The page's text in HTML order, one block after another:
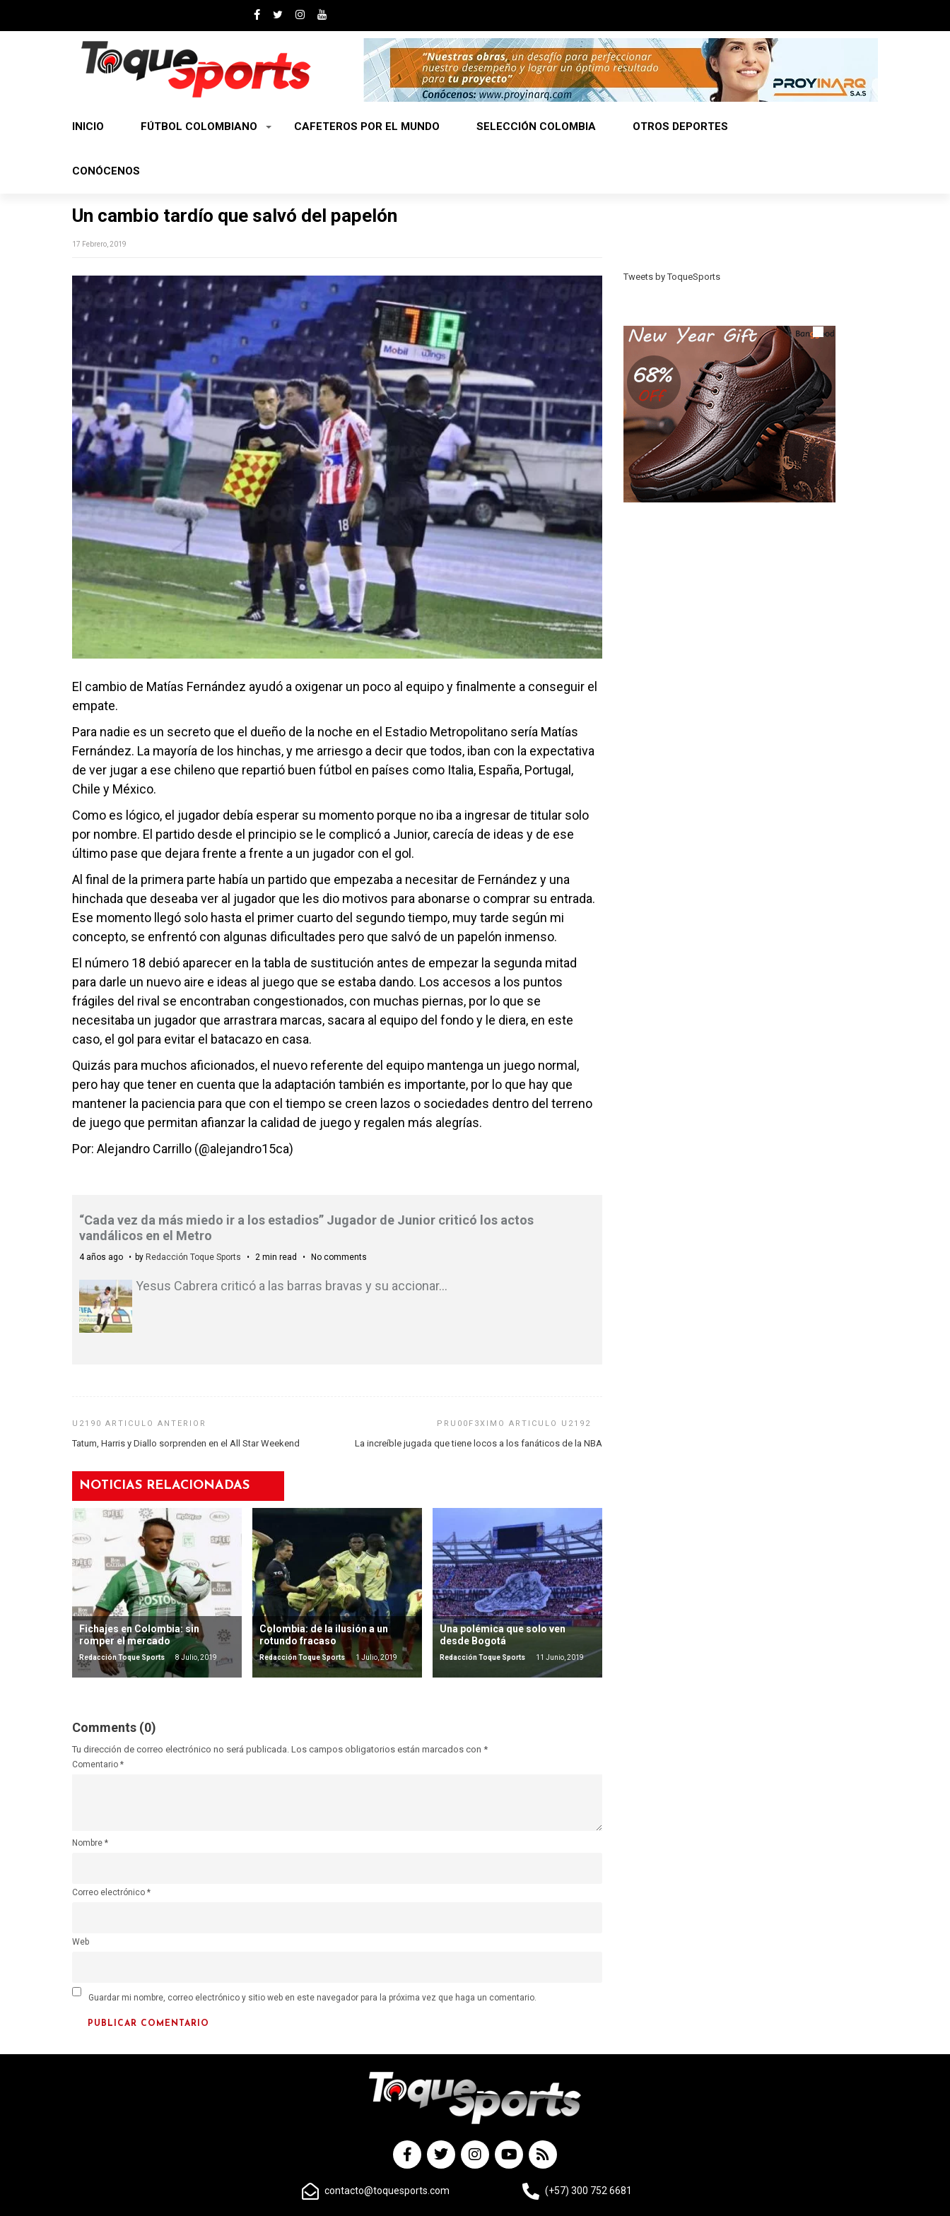
INICIO FÚTBOL COLOMBIANO CAFETEROS POR EL MUNDO SELECCIÓN COLOMBIA OTROS DEPORTES
CONÓCENOS
Un cambio tardío que salvó del papelón
17 Febrero, 2019
El cambio de Matías Fernández ayudó a oxigenar un poco al equipo y finalmente a conseguir el
empate.
Para nadie es un secreto que el dueño de la noche en el Estadio Metropolitano sería Matías
Fernández. La mayoría de los hinchas, y me arriesgo a decir que todos, iban con la expectativa
de ver jugar a ese chileno que repartió buen fútbol en países como Italia, España, Portugal,
Chile y México.
Como es lógico, el jugador debía esperar su momento porque no iba a ingresar de titular solo
por nombre. El partido desde el principio se le complicó a Junior, carecía de ideas y de ese
último pase que dejara frente a frente a un jugador con el gol.
Al final de la primera parte había un partido que empezaba a necesitar de Fernández y una
hinchada que deseaba ver al jugador que les dio motivos para abonarse o comprar su entrada.
Ese momento llegó solo hasta el primer cuarto del segundo tiempo, muy tarde según mi
concepto, se enfrentó con algunas dificultades pero que salvó de un papelón inmenso.
El número 18 debió aparecer en la tabla de sustitución antes de empezar la segunda mitad
para darle un nuevo aire e ideas al juego que se estaba dando. Los accesos a los puntos
frágiles del rival se encontraban congestionados, con muchas piernas, por lo que se
necesitaba un jugador que arrastrara marcas, sacara al equipo del fondo y le diera, en este
caso, el gol para evitar el batacazo en casa.
Quizás para muchos aficionados, el nuevo referente del equipo mantenga un juego normal,
pero hay que tener en cuenta que la adaptación también es importante, por lo que hay que
mantener la paciencia para que con el tiempo se creen lazos o sociedades dentro del terreno
de juego que permitan afianzar la calidad de juego y regalen más alegrías.
Por: Alejandro Carrillo (@alejandro15ca)
“Cada vez da más miedo ir a los estadios” Jugador de Junior criticó los actos
vandálicos en el Metro
4 años ago by Redacción Toque Sports 2 min read No comments
Yesus Cabrera criticó a las barras bravas y su accionar…
Tatum, Harris y Diallo sorprenden en el All Star Weekend La increíble jugada que tiene locos a los fanáticos de la NBA
NOTICIAS RELACIONADAS
Fichajes en Colombia: sin
romper el mercado
Redacción Toque Sports 8 Julio, 2019
Colombia: de la ilusión a un
rotundo fracaso
Redacción Toque Sports 1 Julio, 2019
Una polémica que solo ven
desde Bogotá
Redacción Toque Sports 11 Junio, 2019
Comments (0)
Tu dirección de correo electrónico no será publicada. Los campos obligatorios están marcados con *
Comentario *
Nombre *
Correo electrónico *
Web
Guardar mi nombre, correo electrónico y sitio web en este navegador para la próxima vez que haga un comentario.
Tweets by ToqueSports
contacto@toquesports.com (+57) 300 752 6681